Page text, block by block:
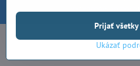
Ukázať
Prijať